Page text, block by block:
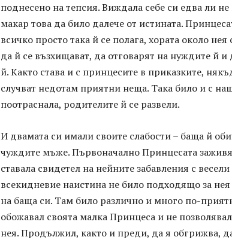
поднесено на тепсия. Виждала себе си едва ли
макар това да било далече от истината.
всичко просто така й се полага, хората около
да й се възхищават, да отговарят на нуждите й
й. Както става и с принцесите в приказките,
случват недотам приятни неща. Така било и с
поотраснала, родителите й се развели.
И двамата си имали своите слабости – баща й
чуждите мъже. Първоначално Принцесата
ставала свидетел на нейните забавления с
всекидневие наистина не било подходящо за
на баща си. Там било различно и много по-
обожавал своята малка Принцеса и не
нея. Продължил, както и преди, да я обгрижва,